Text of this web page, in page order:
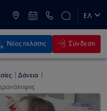
ΕΛ
Νέος πελάτης Σύνδεση
Δάνεια